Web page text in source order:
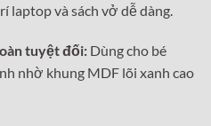
laptop và sách vở dễ dàng.
tuyệt đối:Dùng cho bé
nhờ khung MDF lõi xanh cao